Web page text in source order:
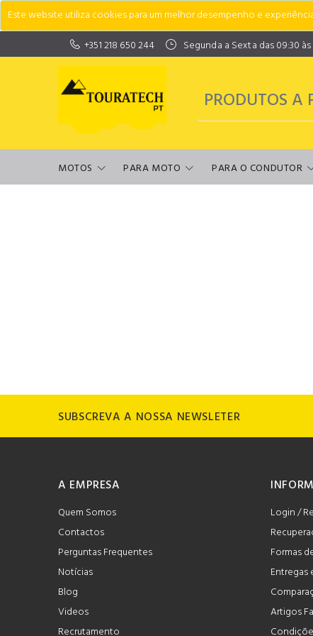
Este website utiliza cookies para um melhor desempenho e
+351 218 650 244
Segunda a Sexta das 09:30 às
MOTOS PARA MOTO PARA O CONDUTOR
SUBSCREVA A NOSSA NEWSLETER
A EMPRESA
Quem Somos
Contactos
Perguntas Frequentes
Notícias
Blog
Videos
Recrutamento
Login /
Formas
Artigos